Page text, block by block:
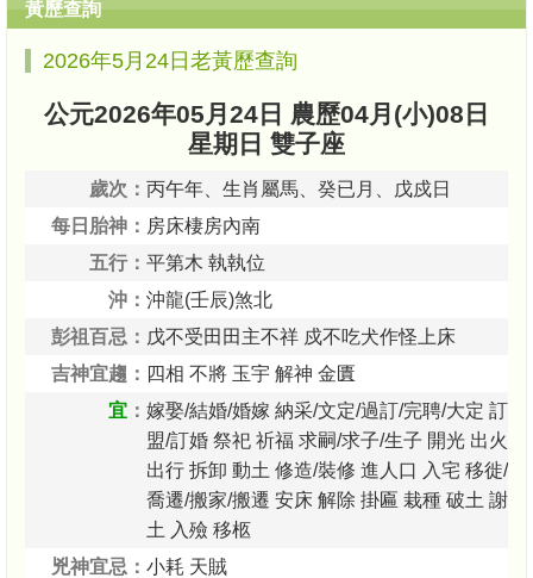
黃歷查詢
2026年5月24日老黃歷查詢
公元2026年05月24日 農歷04月(小)08日
星期日 雙子座
歲次： 丙午年、生肖屬馬、癸已月、戊戍日
每日胎神： 房床棲房內南
五行： 平第木 執執位
沖： 沖龍(壬辰)煞北
彭祖百忌： 戊不受田田主不祥 戍不吃犬作怪上床
吉神宜趨： 四相 不將 玉宇 解神 金匱
宜： 嫁娶/結婚/婚嫁 納采/文定/過訂/完聘/大定 訂
盟/訂婚 祭祀 祈福 求嗣/求子/生子 開光 出火
出行 拆卸 動土 修造/裝修 進人口 入宅 移徙/
喬遷/搬家/搬遷 安床 解除 掛匾 栽種 破土 謝
土 入殮 移柩
兇神宜忌： 小耗 天賊